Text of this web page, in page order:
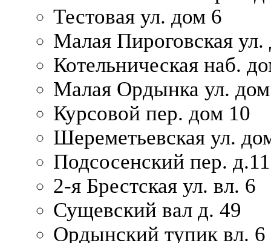
Тестовая ул. дом 6
Малая Пироговская
Котельническая наб.
Малая Ордынка ул.
Курсовой пер. дом 10
Шереметьевская ул.
Подсосенский пер. д.11
2-я Брестская ул. вл. 6
Сущевский вал д. 49
Ордынский тупик вл. 6